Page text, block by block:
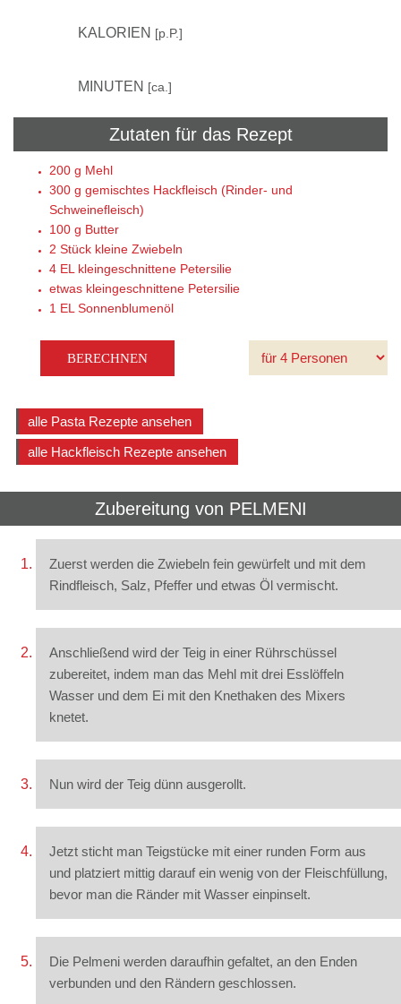
KALORIEN [p.P.]
MINUTEN [ca.]
Zutaten für das Rezept
200 g Mehl
300 g gemischtes Hackfleisch (Rinder- und
Schweinefleisch)
100 g Butter
2 Stück kleine Zwiebeln
4 EL kleingeschnittene Petersilie
etwas kleingeschnittene Petersilie
1 EL Sonnenblumenöl
alle Pasta Rezepte ansehen
alle Hackfleisch Rezepte ansehen
Zubereitung von PELMENI
Zuerst werden die Zwiebeln fein gewürfelt und mit dem
Rindfleisch, Salz, Pfeffer und etwas Öl vermischt.
Anschließend wird der Teig in einer Rührschüssel
zubereitet, indem man das Mehl mit drei Esslöffeln
Wasser und dem Ei mit den Knethaken des Mixers
knetet.
Nun wird der Teig dünn ausgerollt.
Jetzt sticht man Teigstücke mit einer runden Form aus
und platziert mittig darauf ein wenig von der Fleischfüllung,
bevor man die Ränder mit Wasser einpinselt.
Die Pelmeni werden daraufhin gefaltet, an den Enden
verbunden und den Rändern geschlossen.